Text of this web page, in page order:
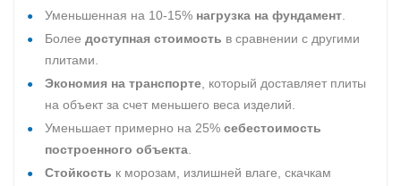
Уменьшенная на 10-15% нагрузка на фундамент
Более доступная стоимость в сравнении с другими
плитами.
Экономия на транспорте , который доставляет плиты
на объект за счет меньшего веса изделий.
Уменьшает примерно на 25% себестоимость
построенного объекта
Стойкость к морозам, излишней влаге, скачкам